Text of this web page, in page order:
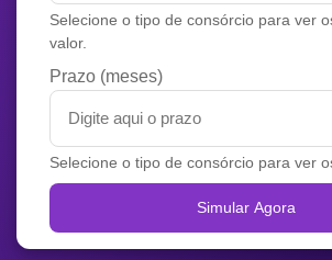
Selecione o tipo de consórcio para ver
valor.
Prazo (meses)
Selecione o tipo de consórcio para ver
Simular Agora